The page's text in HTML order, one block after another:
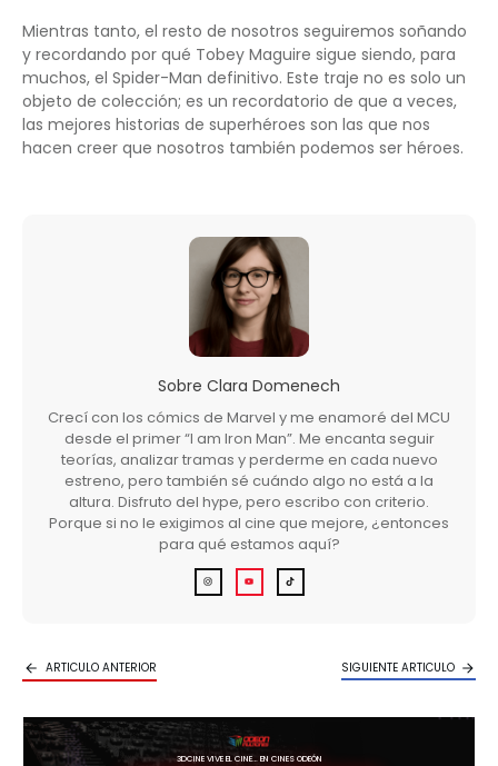
Mientras tanto, el resto de nosotros seguiremos soñando
y recordando por qué Tobey Maguire sigue siendo, para
muchos, el Spider-Man definitivo. Este traje no es solo un
objeto de colección; es un recordatorio de que a veces,
las mejores historias de superhéroes son las que nos
hacen creer que nosotros también podemos ser héroes.
Sobre Clara Domenech
Crecí con los cómics de Marvel y me enamoré del MCU
desde el primer “I am Iron Man”. Me encanta seguir
teorías, analizar tramas y perderme en cada nuevo
estreno, pero también sé cuándo algo no está a la
altura. Disfruto del hype, pero escribo con criterio.
Porque si no le exigimos al cine que mejore, ¿entonces
para qué estamos aquí?
ARTICULO ANTERIOR SIGUIENTE ARTICULO
3DCINE VIVE EL CINE… EN CINES ODEÓN